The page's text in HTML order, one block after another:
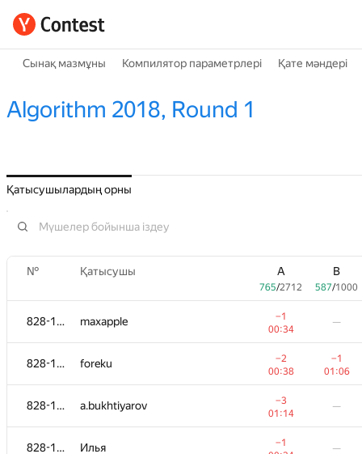
Сынақ мазмұны Компилятор параметрлері Қате мәндері
Algorithm 2018, Round 1
Қатысушылардың орны
№ Қатысушы A
765/2712
B
587/1000
828-1115 maxapple
−1
00:34
—
828-1115 foreku
−2
00:38
−1
01:06
828-1115 a.bukhtiyarov
−3
01:14
—
828-1115 Илья
−1
—